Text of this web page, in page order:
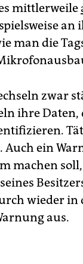
mittlerweile
man die
zwar
ihre
ein
machen
wieder in
aus.